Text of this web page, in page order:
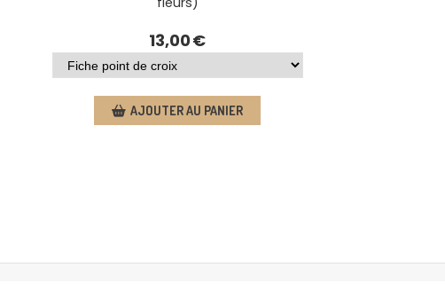
13,00€
AJOUTER AU PANIER